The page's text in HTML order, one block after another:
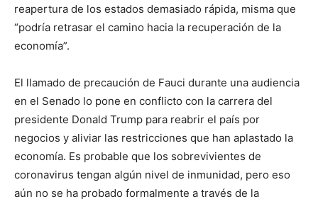
reapertura de los estados demasiado rápida, misma que
“podría retrasar el camino hacia la recuperación de la
economía”.
El llamado de precaución de Fauci durante una audiencia
en el Senado lo pone en conflicto con la carrera del
presidente Donald Trump para reabrir el país por
negocios y aliviar las restricciones que han aplastado la
economía. Es probable que los sobrevivientes de
coronavirus tengan algún nivel de inmunidad, pero eso
aún no se ha probado formalmente a través de la